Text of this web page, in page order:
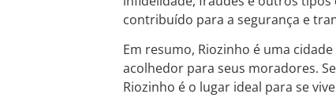
contribuído para a segurança e
Em resumo, Riozinho é uma
acolhedor para seus moradores.
Riozinho é o lugar ideal para se